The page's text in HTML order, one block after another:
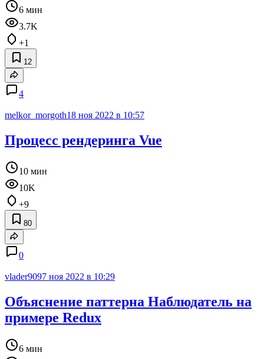
6 мин
3.7K
+1
12
4
melkor_morgoth18 ноя 2022 в 10:57
Процесс рендеринга Vue
10 мин
10K
+9
80
0
vlader9097 ноя 2022 в 10:29
Объяснение паттерна Наблюдатель на
примере Redux
6 мин